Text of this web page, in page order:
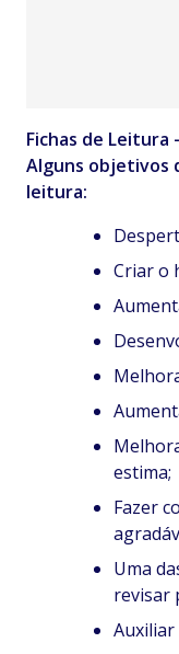
Fichas de Leitura
Alguns objetivos
leitura:
Criar o
estima;
Fazer
Uma
revisar
Auxiliar